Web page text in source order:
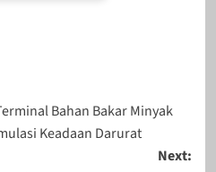
Bahan Bakar Minyak
Keadaan Darurat
Next: